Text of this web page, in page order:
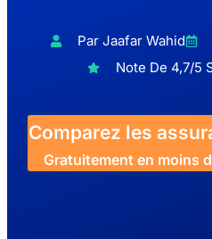
Par Jaafar Wahid
Note De 4,7/5
Comparez les
Gratuitement en moins